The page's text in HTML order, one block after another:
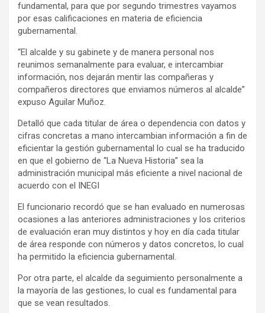
fundamental, para que por segundo trimestres vayamos
por esas calificaciones en materia de eficiencia
gubernamental.
“El alcalde y su gabinete y de manera personal nos
reunimos semanalmente para evaluar, e intercambiar
información, nos dejarán mentir las compañeras y
compañeros directores que enviamos números al alcalde”
expuso Aguilar Muñoz.
Detalló que cada titular de área o dependencia con datos y
cifras concretas a mano intercambian información a fin de
eficientar la gestión gubernamental lo cual se ha traducido
en que el gobierno de “La Nueva Historia” sea la
administración municipal más eficiente a nivel nacional de
acuerdo con el INEGI
El funcionario recordó que se han evaluado en numerosas
ocasiones a las anteriores administraciones y los criterios
de evaluación eran muy distintos y hoy en día cada titular
de área responde con números y datos concretos, lo cual
ha permitido la eficiencia gubernamental.
Por otra parte, el alcalde da seguimiento personalmente a
la mayoría de las gestiones, lo cual es fundamental para
que se vean resultados.